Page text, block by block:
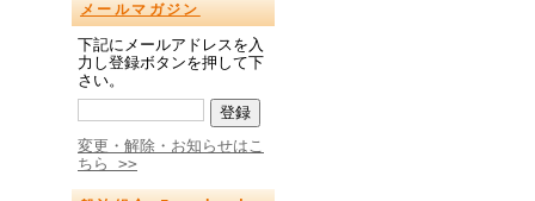
メールマガジン
下記にメールアドレスを入
力し登録ボタンを押して下
さい。
変更・解除・お知らせはこ
ちら >>